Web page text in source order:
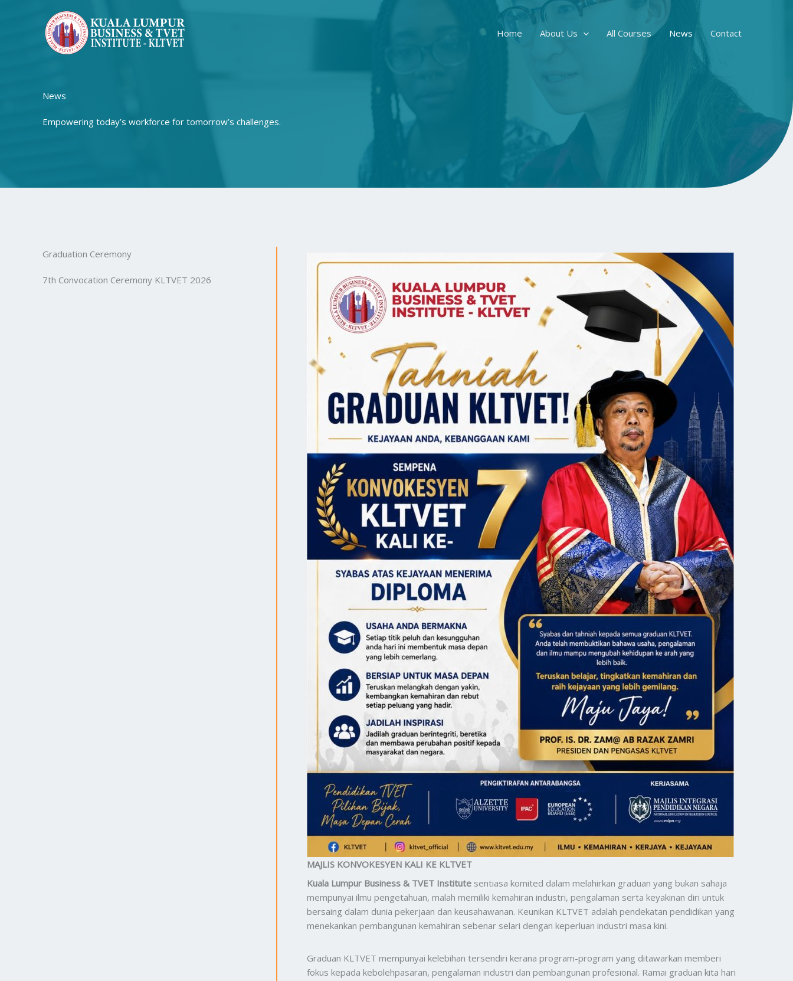
Home About Us All Courses News Contact
News
Empowering today’s workforce for tomorrow’s challenges.
Graduation Ceremony
7th Convocation Ceremony KLTVET 2026
MAJLIS KONVOKESYEN KALI KE KLTVET
Kuala Lumpur Business & TVET Institute sentiasa komited dalam melahirkan graduan yang bukan sahaja
mempunyai ilmu pengetahuan, malah memiliki kemahiran industri, pengalaman serta keyakinan diri untuk
bersaing dalam dunia pekerjaan dan keusahawanan. Keunikan KLTVET adalah pendekatan pendidikan yang
menekankan pembangunan kemahiran sebenar selari dengan keperluan industri masa kini.
Graduan KLTVET mempunyai kelebihan tersendiri kerana program-program yang ditawarkan memberi
fokus kepada kebolehpasaran, pengalaman industri dan pembangunan profesional. Ramai graduan kita hari